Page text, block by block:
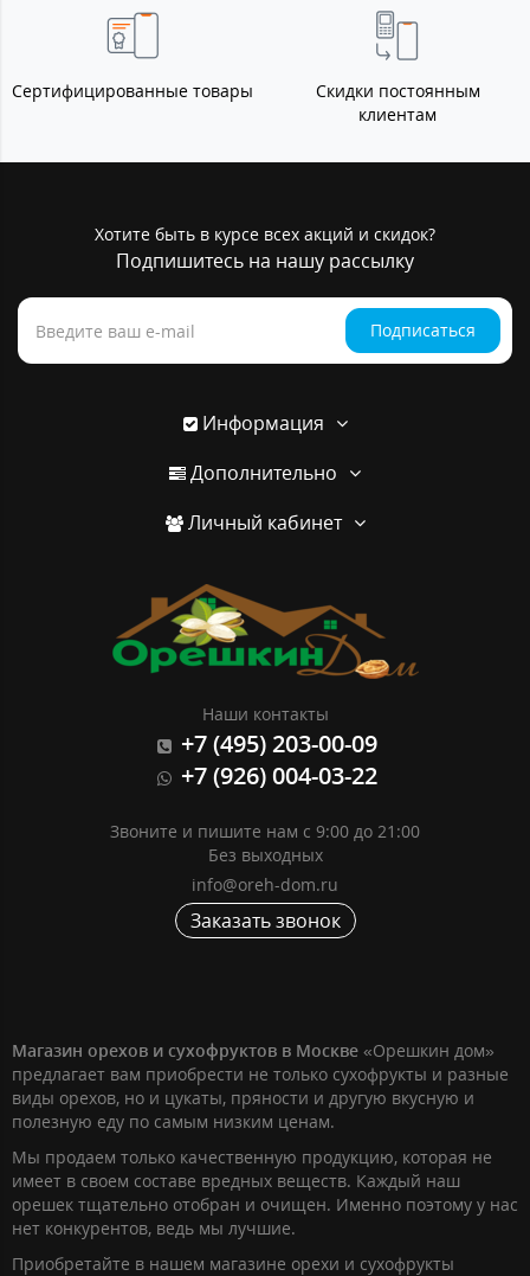
Сертифицированные товары
Скидки постоянным
клиентам
Хотите быть в курсе всех акций и скидок?
Подпишитесь на нашу рассылку
Подписаться
Информация
Дополнительно
Личный кабинет
Наши контакты
+7 (495) 203-00-09
+7 (926) 004-03-22
Звоните и пишите нам с 9:00 до 21:00
Без выходных
info@oreh-dom.ru
Заказать звонок
Магазин орехов и сухофруктов в Москве «Орешкин дом»
предлагает вам приобрести не только сухофрукты и разные
виды орехов, но и цукаты, пряности и другую вкусную и
полезную еду по самым низким ценам.
Мы продаем только качественную продукцию, которая не
имеет в своем составе вредных веществ. Каждый наш
орешек тщательно отобран и очищен. Именно поэтому у нас
нет конкурентов, ведь мы лучшие.
Приобретайте в нашем магазине орехи и сухофрукты